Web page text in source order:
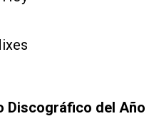
Discográfico del Año